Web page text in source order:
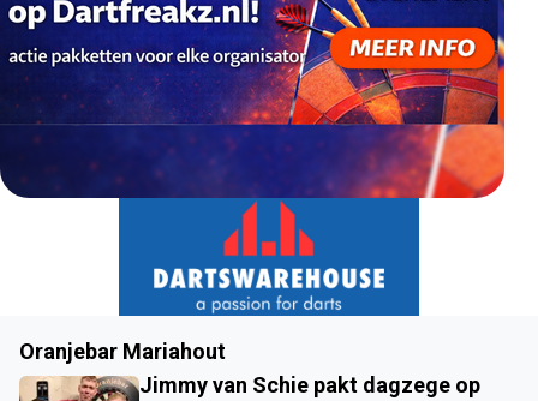
Oranjebar Mariahout
Jimmy van Schie pakt dagzege op